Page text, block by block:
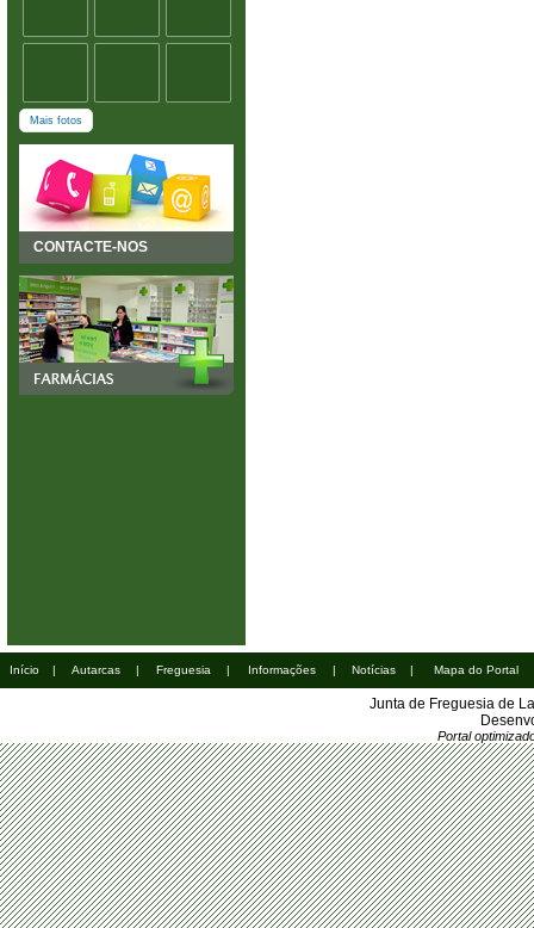
Mais fotos
CONTACTE-NOS
Início | Autarcas | Freguesia | Informações | Notícias | Mapa do Portal
Junta de Freguesia de
Portal